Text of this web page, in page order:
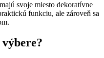
svoje miesto dekoratívne
funkciu, ale zároveň sa